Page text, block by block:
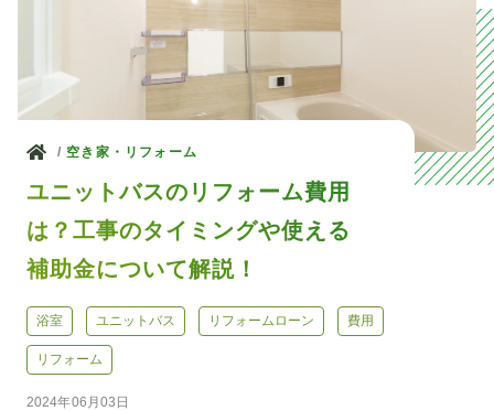
ホーム
空き家・リフォーム
ユニットバスのリフォーム費用
は？工事のタイミングや使える
補助金について解説！
浴室 ユニットバス リフォームローン 費用
リフォーム
2024年06月03日